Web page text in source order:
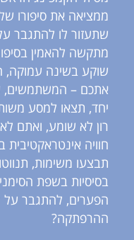
ממציאה את סיפורו
שתעזור לו להתגבר
מתקשה להאמין
שוקע בשינה עמוקה,
אתכם – המשתמשים,
יחד, תצאו למסע
רון לא שומע, ואתם
תבצעו משימות,
בסיסיות בשפת
הפערים, להתגבר על
ההרפתקה?